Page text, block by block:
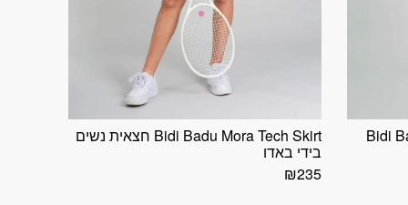
Bidi Bidi Badu Mora Tech Skirt חצאית נשים
בידי באדו
₪235